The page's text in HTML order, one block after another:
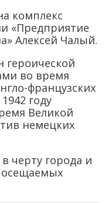
комплекс
«Предприятие
Алексей Чалый.
героической
во время
французских
году
Великой
немецких
черту города и